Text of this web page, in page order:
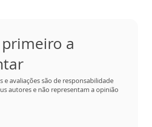
a
e avaliações são de responsabilidade
autores e não representam a opinião